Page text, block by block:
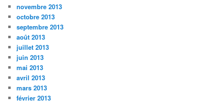
novembre 2013
octobre 2013
septembre 2013
août 2013
juillet 2013
juin 2013
mai 2013
avril 2013
mars 2013
février 2013